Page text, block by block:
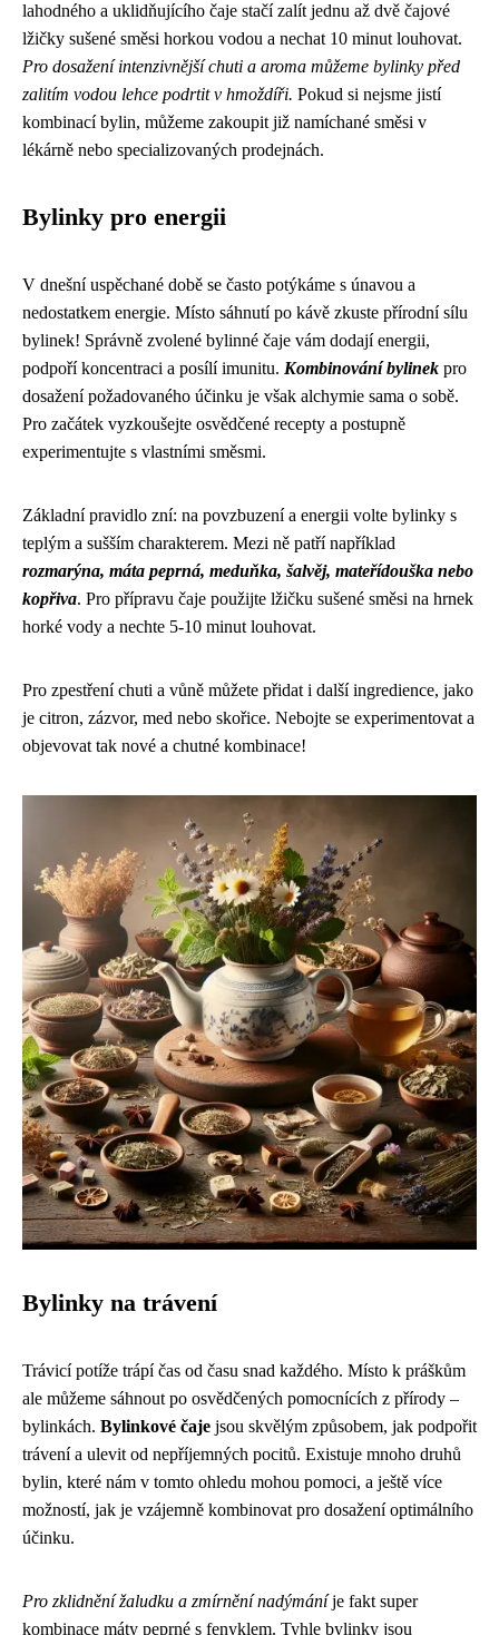
lahodného a uklidňujícího čaje stačí zalít jednu až dvě čajové
lžičky sušené směsi horkou vodou a nechat 10 minut louhovat.
Pro dosažení intenzivnější chuti a aroma můžeme bylinky před
zalitím vodou lehce podrtit v hmoždíři. Pokud si nejsme jistí
kombinací bylin, můžeme zakoupit již namíchané směsi v
lékárně nebo specializovaných prodejnách.
Bylinky pro energii
V dnešní uspěchané době se často potýkáme s únavou a
nedostatkem energie. Místo sáhnutí po kávě zkuste přírodní sílu
bylinek! Správně zvolené bylinné čaje vám dodají energii,
podpoří koncentraci a posílí imunitu. Kombinování bylinek pro
dosažení požadovaného účinku je však alchymie sama o sobě.
Pro začátek vyzkoušejte osvědčené recepty a postupně
experimentujte s vlastními směsmi.
Základní pravidlo zní: na povzbuzení a energii volte bylinky s
teplým a sušším charakterem. Mezi ně patří například
rozmarýna, máta peprná, meduňka, šalvěj, mateřídouška nebo
kopřiva. Pro přípravu čaje použijte lžičku sušené směsi na hrnek
horké vody a nechte 5-10 minut louhovat.
Pro zpestření chuti a vůně můžete přidat i další ingredience, jako
je citron, zázvor, med nebo skořice. Nebojte se experimentovat a
objevovat tak nové a chutné kombinace!
Bylinky na trávení
Trávicí potíže trápí čas od času snad každého. Místo k práškům
ale můžeme sáhnout po osvědčených pomocnících z přírody –
bylinkách. Bylinkové čaje jsou skvělým způsobem, jak podpořit
trávení a ulevit od nepříjemných pocitů. Existuje mnoho druhů
bylin, které nám v tomto ohledu mohou pomoci, a ještě více
možností, jak je vzájemně kombinovat pro dosažení optimálního
účinku.
Pro zklidnění žaludku a zmírnění nadýmáníje fakt super
kombinace máty peprné s fenyklem. Tyhle bylinky jsou